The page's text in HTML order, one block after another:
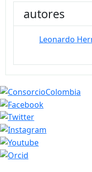
autores
Leonardo